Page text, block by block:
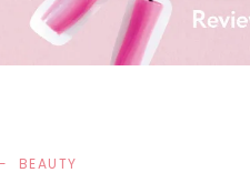
BEAUTY